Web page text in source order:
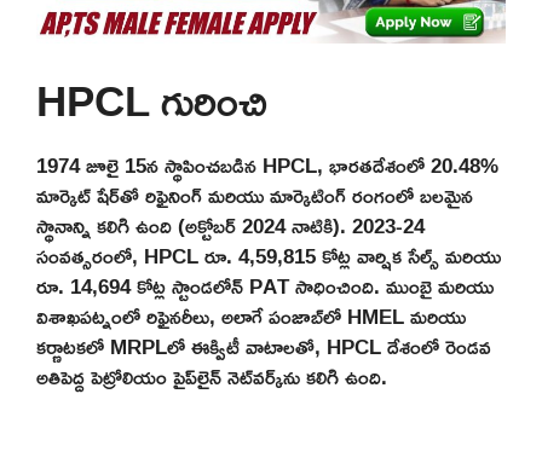
HPCL గురించి
1974 జూలై 15న స్థాపించబడిన HPCL, భారతదేశంలో 20.48%
మార్కెట్ షేర్‌తో రిఫైనింగ్ మరియు మార్కెటింగ్ రంగంలో బలమైన
స్థానాన్ని కలిగి ఉంది (అక్టోబర్ 2024 నాటికి). 2023-24
సంవత్సరంలో, HPCL రూ. 4,59,815 కోట్ల వార్షిక సేల్స్ మరియు
రూ. 14,694 కోట్ల స్టాండలోన్ PAT సాధించింది. ముంబై మరియు
విశాఖపట్నంలో రిఫైనరీలు, అలాగే పంజాబ్‌లో HMEL మరియు
కర్ణాటకలో MRPLలో ఈక్విటీ వాటాలతో, HPCL దేశంలో రెండవ
అతిపెద్ద పెట్రోలియం పైప్‌లైన్ నెట్‌వర్క్‌ను కలిగి ఉంది.